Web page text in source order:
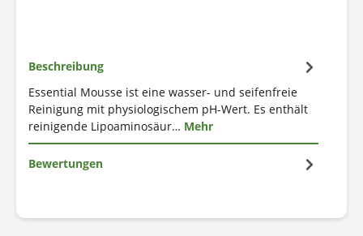
Beschreibung
Essential Mousse ist eine wasser- und seifenfreie
Reinigung mit physiologischem pH-Wert. Es enthält
reinigende Lipoaminosäur… Mehr
Bewertungen